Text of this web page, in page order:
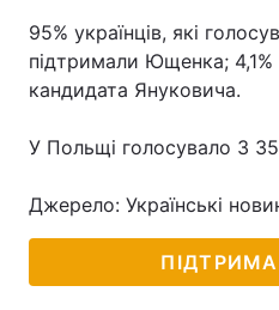
95% українців, які
підтримали Ющенка; 4,1%
кандидата Януковича.
У Польщі голосувало 3
Джерело: Українські